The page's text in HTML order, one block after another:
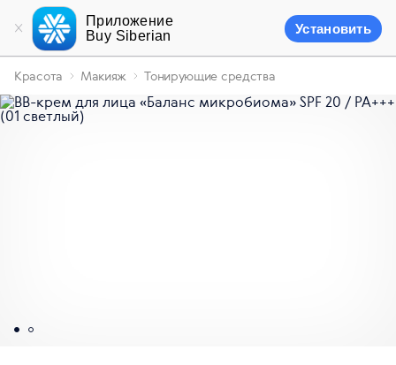
Приложение
Buy Siberian
Установить
Красота Макияж Тонирующие средства